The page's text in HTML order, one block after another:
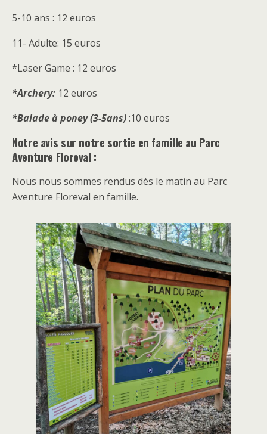
5-10 ans : 12 euros
11- Adulte: 15 euros
*Laser Game : 12 euros
*Archery: 12 euros
*Balade à poney (3-5ans):10 euros
Notre avis sur notre sortie en famille au Parc
Aventure Floreval :
Nous nous sommes rendus dès le matin au Parc
Aventure Floreval en famille.